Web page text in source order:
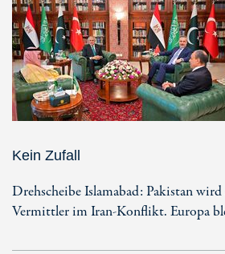
Kein Zufall
Drehscheibe Islamabad: Pakistan
Vermittler im Iran-Konflikt. Europa